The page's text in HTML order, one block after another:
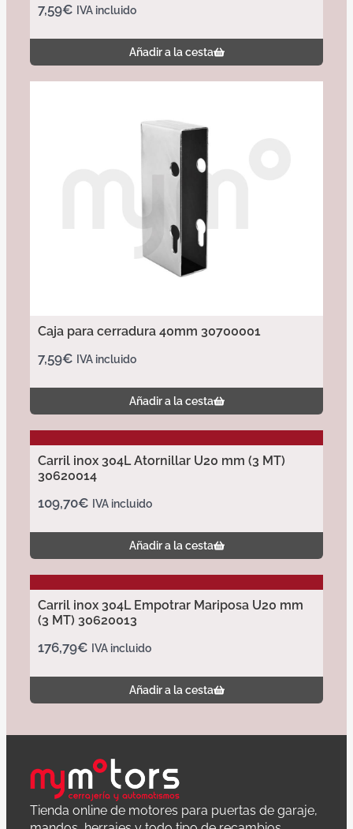
7,59€ IVA incluido
Añadir a la cesta
Caja para cerradura 40mm 30700001
7,59€ IVA incluido
Añadir a la cesta
Carril inox 304L Atornillar U20 mm (3 MT)
30620014
109,70€ IVA incluido
Añadir a la cesta
Carril inox 304L Empotrar Mariposa U20 mm
(3 MT) 30620013
176,79€ IVA incluido
Añadir a la cesta
Tienda online de motores para puertas de garaje,